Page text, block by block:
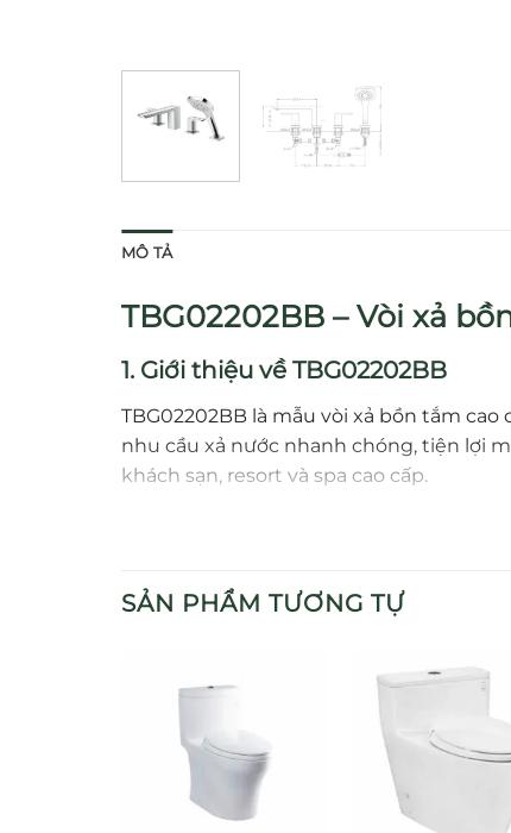
MÔ TẢ
TBG02202BB – Vòi xả
1. Giới thiệu về TBG02202BB
TBG02202BB là mẫu vòi xả bồn tắm
nhu cầu xả nước nhanh chóng, tiện lợi
khách sạn, resort và spa cao cấp.
sáng bóng, chống gỉ sét và chống bám
Ngoài ra, vòi được tối ưu để mang lại
thoải mái tối đa cho người sử dụng.
3. Ưu điểm khi sử dụng
Lưu lượng nước mạnh mẽ:Xả nhanh,
SẢN PHẨM TƯƠNG TỰ